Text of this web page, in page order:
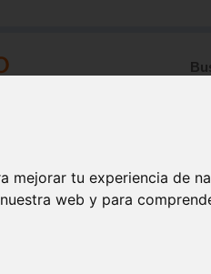
mejorar tu experiencia de
web y para